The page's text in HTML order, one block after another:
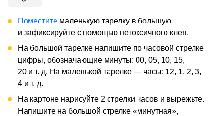
Поместите маленькую тарелку в большую
и зафиксируйте с помощью нетоксичного клея.
На большой тарелке напишите по часовой стрелке
цифры, обозначающие минуты: 00, 05, 10, 15,
20 и т. д. На маленькой тарелке — часы: 12, 1, 2, 3,
4 и т. д.
На картоне нарисуйте 2 стрелки часов и вырежьте.
Напишите на большой стрелке «минутная»,